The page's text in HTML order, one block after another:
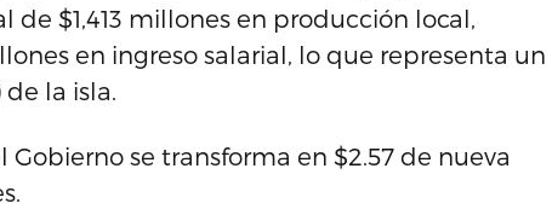
$1,413 millones en producción local,
en ingreso salarial, lo que representa un
la isla.
se transforma en $2.57 de nueva